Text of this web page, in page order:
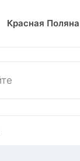
Красная Поляна